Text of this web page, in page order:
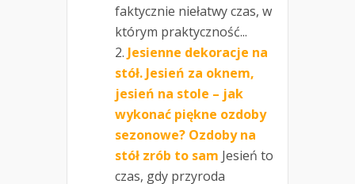
faktycznie niełatwy czas, w
którym praktyczność...
Jesienne dekoracje na
stół. Jesień za oknem,
jesień na stole – jak
wykonać piękne ozdoby
sezonowe? Ozdoby na
stół zrób to sam Jesień to
czas, gdy przyroda